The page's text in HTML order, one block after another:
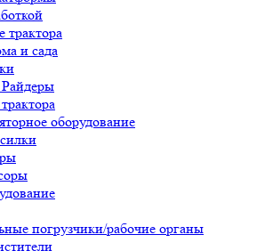
трактора
и сада
оборудование
погрузчики/рабочие органы